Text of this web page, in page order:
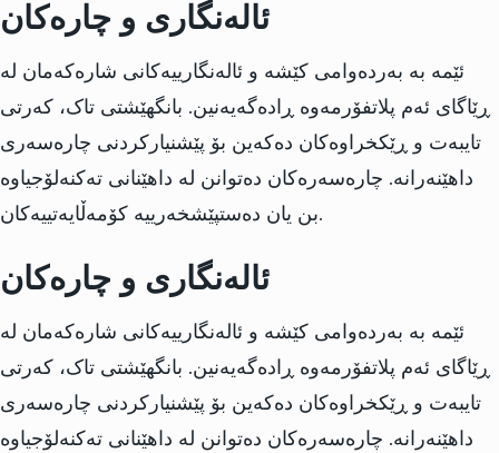
ئالەنگاری و چارەکان
ئێمە بە بەردەوامی کێشە و ئالەنگارییەکانی شارەکەمان لە
ڕێاگای ئەم پلاتفۆرمەوە ڕادەگەیەنین. بانگهێشتی تاک، کەرتی
تایبەت و ڕێکخراوەکان دەکەین بۆ پێشنیارکردنی چارەسەری
داهێنەرانە. چارەسەرەکان دەتوانن لە داهێنانی تەکنەلۆجیاوە
بن یان دەستپێشخەرییە کۆمەڵایەتییەکان.
ئالەنگاری و چارەکان
ئێمە بە بەردەوامی کێشە و ئالەنگارییەکانی شارەکەمان لە
ڕێاگای ئەم پلاتفۆرمەوە ڕادەگەیەنین. بانگهێشتی تاک، کەرتی
تایبەت و ڕێکخراوەکان دەکەین بۆ پێشنیارکردنی چارەسەری
داهێنەرانە. چارەسەرەکان دەتوانن لە داهێنانی تەکنەلۆجیاوە